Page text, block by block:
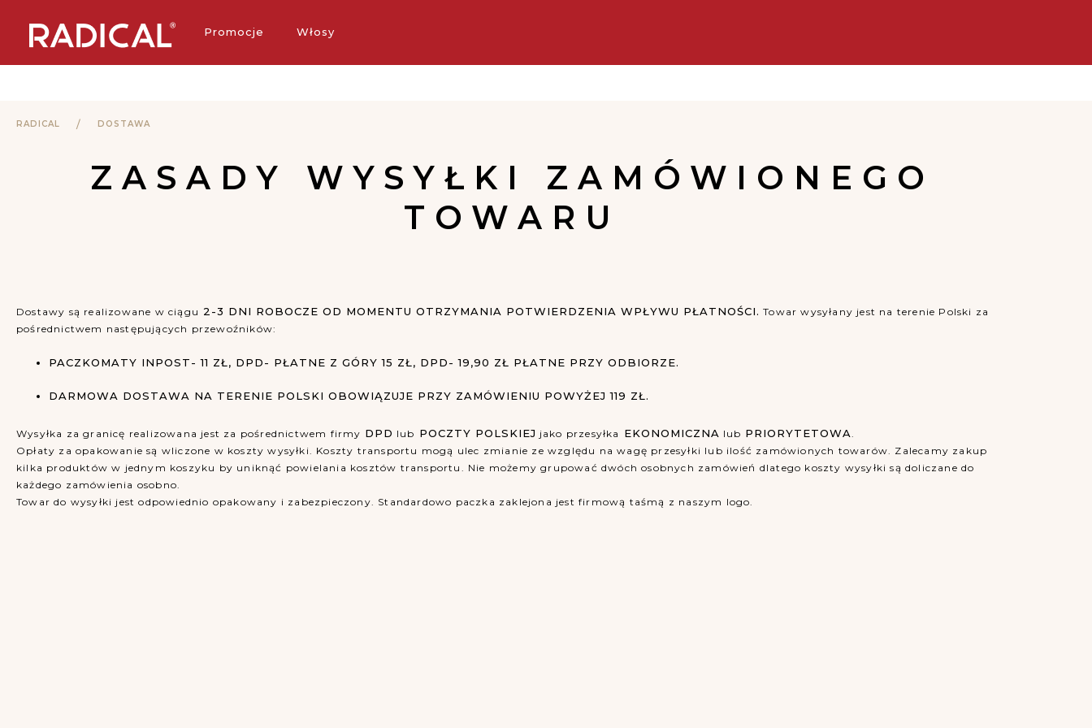
Promocje Włosy
RADICAL DOSTAWA
ZASADY WYSYŁKI ZAMÓWIONEGO
TOWARU
Dostawy są realizowane w ciągu 2-3 DNI ROBOCZE OD MOMENTU OTRZYMANIA POTWIERDZENIA WPŁYWU PŁATNOŚCI. Towar wysyłany jest na terenie Polski za
pośrednictwem następujących przewoźników:
PACZKOMATY INPOST- 11 ZŁ, DPD- PŁATNE Z GÓRY 15 ZŁ, DPD- 19,90 ZŁ PŁATNE PRZY ODBIORZE.
DARMOWA DOSTAWA NA TERENIE POLSKI OBOWIĄZUJE PRZY ZAMÓWIENIU POWYŻEJ 119 ZŁ.
Wysyłka za granicę realizowana jest za pośrednictwem firmy DPD lub POCZTY POLSKIEJ jako przesyłka EKONOMICZNA lub PRIORYTETOWA.
Opłaty za opakowanie są wliczone w koszty wysyłki. Koszty transportu mogą ulec zmianie ze względu na wagę przesyłki lub ilość zamówionych towarów. Zalecamy zakup
kilka produktów w jednym koszyku by uniknąć powielania kosztów transportu. Nie możemy grupować dwóch osobnych zamówień dlatego koszty wysyłki są doliczane do
każdego zamówienia osobno.
Towar do wysyłki jest odpowiednio opakowany i zabezpieczony. Standardowo paczka zaklejona jest firmową taśmą z naszym logo.